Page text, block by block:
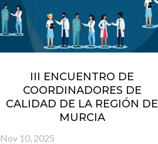
III ENCUENTRO DE
COORDINADORES DE
CALIDAD DE LA REGIÓN DE
MURCIA
Nov 10, 2025